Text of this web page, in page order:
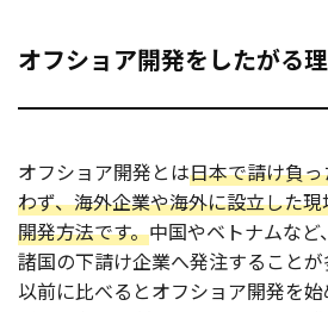
オフショア開発をしたがる
オフショア開発とは日本で請け負
わず、海外企業や海外に設立した
開発方法です。中国やベトナムな
諸国の下請け企業へ発注することが
以前に比べるとオフショア開発を